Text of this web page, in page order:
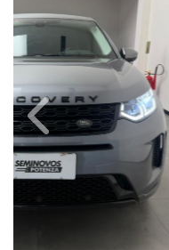
Previous